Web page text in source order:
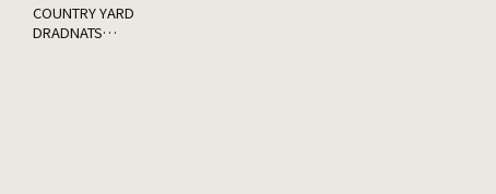
COUNTRY YARD
DRADNATS